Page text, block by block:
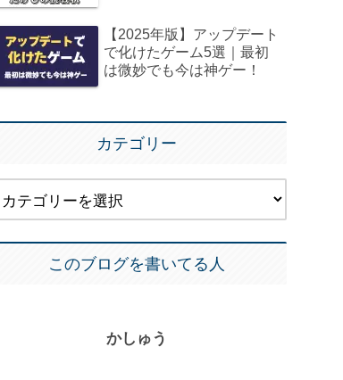
【2025年版】アップデート
で化けたゲーム5選｜最初
は微妙でも今は神ゲー！
カテゴリー
このブログを書いてる人
かしゅう